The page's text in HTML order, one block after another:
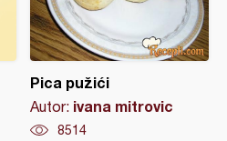
Pica pužići
Autor: ivana mitrovic
8514